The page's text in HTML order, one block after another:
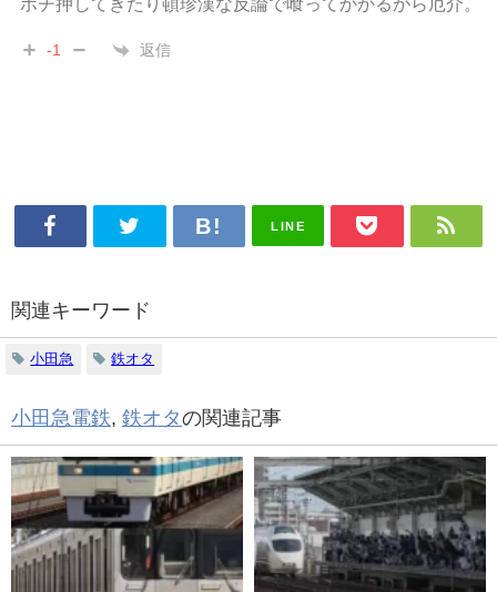
-1 返信
LINE
関連キーワード
小田急 鉄オタ
小田急電鉄, 鉄オタの関連記事